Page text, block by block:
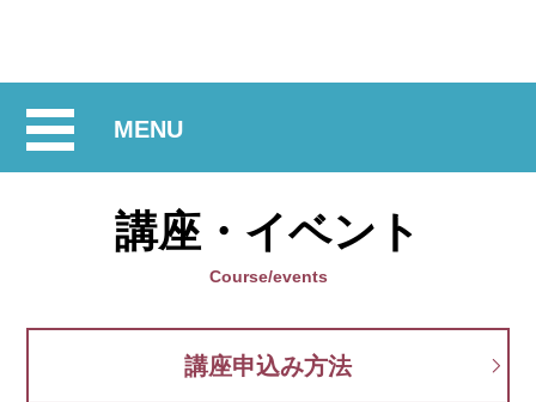
MENU開
閉
講座・イベント
Course/events
講座申込み方法